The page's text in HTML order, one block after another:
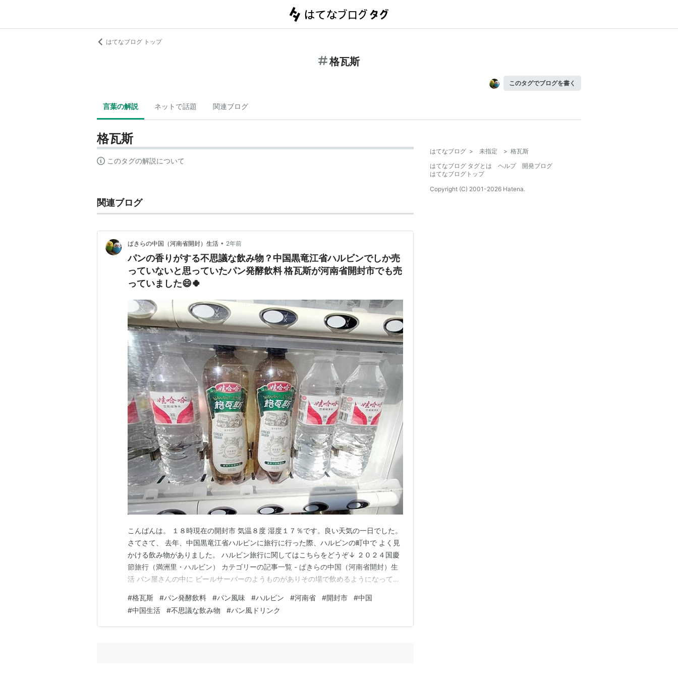
はてなブログ トップ
格瓦斯
このタグでブログを書く
言葉の解説 ネットで話題 関連ブログ
格瓦斯
このタグの解説について
関連ブログ
ぱきらの中国（河南省開封）生活 • 2年前
パンの香りがする不思議な飲み物？中国黒竜江省ハルビンでしか売
っていないと思っていたパン発酵飲料 格瓦斯が河南省開封市でも売
っていました😄🍀
こんばんは。 １８時現在の開封市 気温８度 湿度１７％です。良い天気の一日でした。
さてさて、 去年、中国黒竜江省ハルビンに旅行に行った際、ハルビンの町中で よく見
かける飲み物がありました。 ハルビン旅行に関してはこちらをどうぞ↓ ２０２４国慶
節旅行（満洲里・ハルビン） カテゴリーの記事一覧 - ぱきらの中国（河南省開封）生
活 パン屋さんの中に ビールサーバーのようものがありその場で飲めるようになってい
発酵飲料でした。ロシアでよく飲まれている飲み物のようです。 パンの飲み物ってど
ういうことや？？ そりゃ 一回飲ん…
#格瓦斯 #パン発酵飲料 #パン風味 #ハルビン #河南省 #開封市 #中国
#中国生活 #不思議な飲み物 #パン風ドリンク
はてなブログ > 未指定 > 格瓦斯
はてなブログ タグとは
ヘルプ
開発ブログ
はてなブログトップ
Copyright (C) 2001-2026 Hatena.